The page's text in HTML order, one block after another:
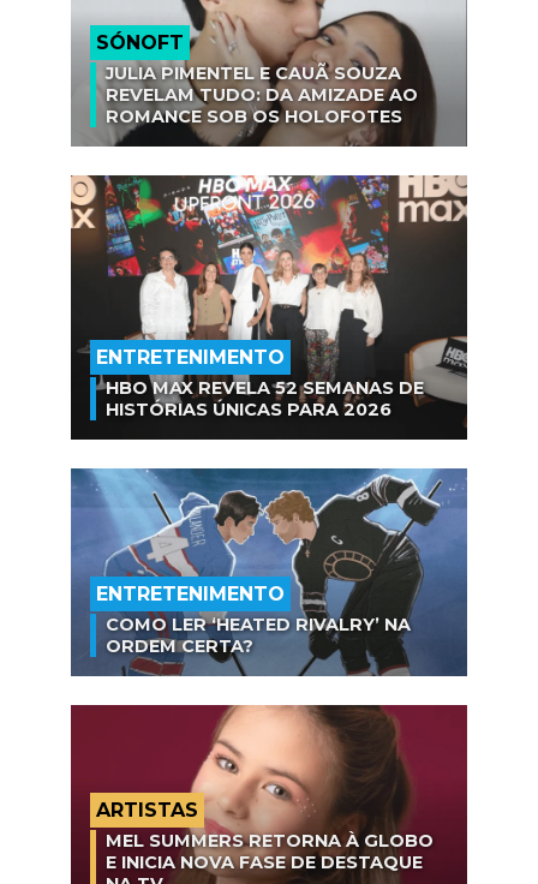
SÓNOFT
JULIA PIMENTEL E CAUÃ SOUZA
REVELAM TUDO: DA AMIZADE AO
ROMANCE SOB OS HOLOFOTES
ENTRETENIMENTO
HBO MAX REVELA 52 SEMANAS DE
HISTÓRIAS ÚNICAS PARA 2026
ENTRETENIMENTO
COMO LER ‘HEATED RIVALRY’ NA
ORDEM CERTA?
ARTISTAS
MEL SUMMERS RETORNA À GLOBO
E INICIA NOVA FASE DE DESTAQUE